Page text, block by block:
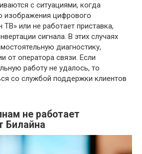
с ситуациями, когда
изображения цифрового
ТВ» или не работает приставка,
сигнала. В этих случаях
диагностику,
от оператора связи. Если
работу не удалось, то
со службой поддержки клиентов
не работает
Билайна